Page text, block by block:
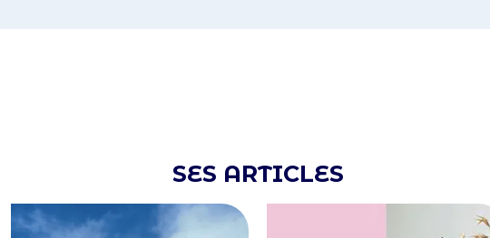
SES ARTICLES